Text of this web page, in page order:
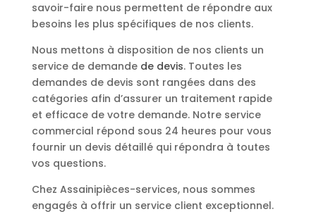
savoir-faire nous permettent de répondre aux
besoins les plus spécifiques de nos clients.
Nous mettons à disposition de nos clients un
service de demande de devis. Toutes les
demandes de devis sont rangées dans des
catégories afin d’assurer un traitement rapide
et efficace de votre demande. Notre service
commercial répond sous 24 heures pour vous
fournir un devis détaillé qui répondra à toutes
vos questions.
Chez Assainipièces-services, nous sommes
engagés à offrir un service client exceptionnel.